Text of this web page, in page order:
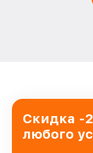
Скидка -
любого